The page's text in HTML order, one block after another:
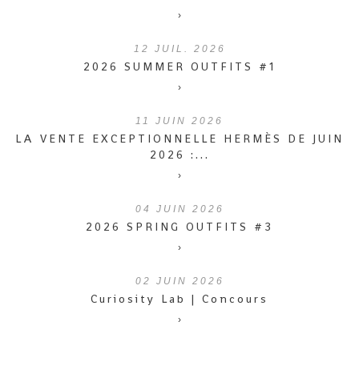
›
12 JUIL. 2026
2026 SUMMER OUTFITS #1
›
11 JUIN 2026
LA VENTE EXCEPTIONNELLE HERMÈS DE JUIN
2026 :...
›
04 JUIN 2026
2026 SPRING OUTFITS #3
›
02 JUIN 2026
Curiosity Lab | Concours
›